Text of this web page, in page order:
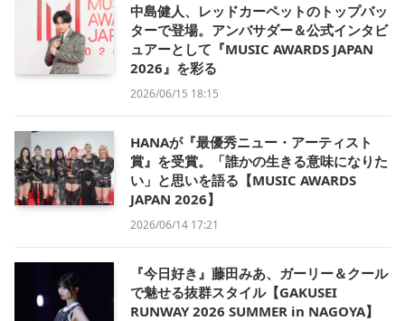
中島健人、レッドカーペットのトップバッ
ターで登場。アンバサダー＆公式インタビ
ュアーとして『MUSIC AWARDS JAPAN
2026』を彩る
2026/06/15 18:15
HANAが『最優秀ニュー・アーティスト
賞』を受賞。「誰かの生きる意味になりた
い」と思いを語る【MUSIC AWARDS
JAPAN 2026】
2026/06/14 17:21
『今日好き』藤田みあ、ガーリー＆クール
で魅せる抜群スタイル【GAKUSEI
RUNWAY 2026 SUMMER in NAGOYA】